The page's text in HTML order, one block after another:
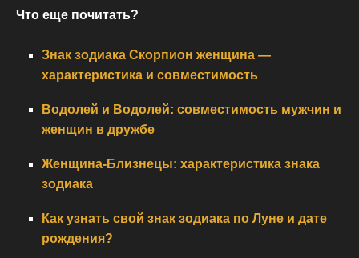
Что еще почитать?
Знак зодиака Скорпион женщина —
характеристика и совместимость
Водолей и Водолей: совместимость мужчин и
женщин в дружбе
Женщина-Близнецы: характеристика знака
зодиака
Как узнать свой знак зодиака по Луне и дате
рождения?